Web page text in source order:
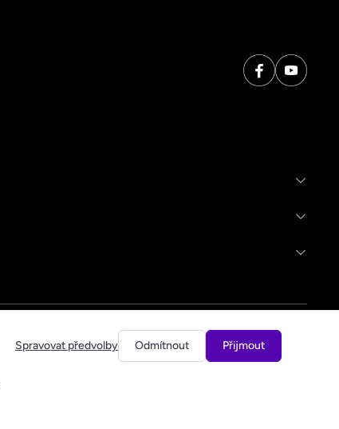
Spravovat předvolby Odmítnout Přijmout